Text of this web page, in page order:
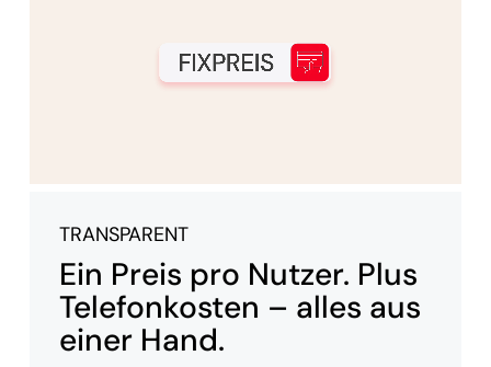
TRANSPARENT
Ein Preis pro Nutzer. Plus
Telefonkosten – alles aus
einer Hand.